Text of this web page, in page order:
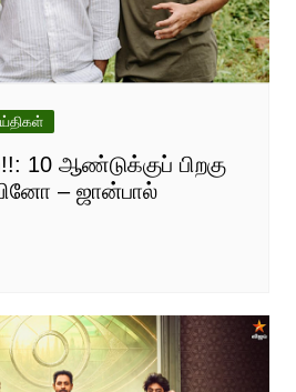
10 ஆண்டுக்குப் பிறகு
– ஜான்பால்